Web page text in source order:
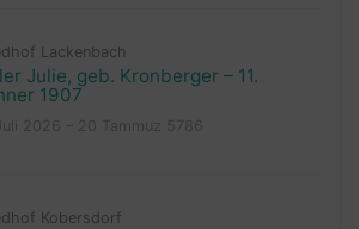
Lackenbach
Julie, geb. Kronberger – 11.
1907
Kobersdorf